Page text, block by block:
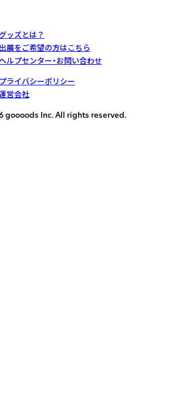
グッズとは？
出展をご希望の方はこちら
ヘルプセンター・お問い合わせ
プライバシーポリシー
営会社
goooods Inc. All rights reserved.